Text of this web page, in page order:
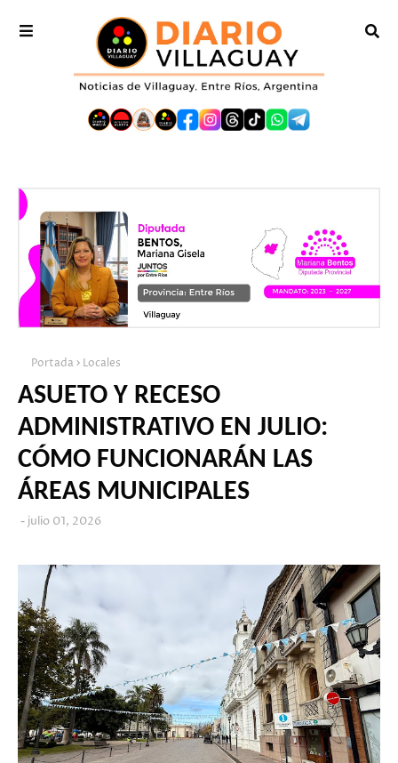
Portada Locales
ASUETO Y RECESO
ADMINISTRATIVO EN JULIO:
CÓMO FUNCIONARÁN LAS
ÁREAS MUNICIPALES
julio 01, 2026